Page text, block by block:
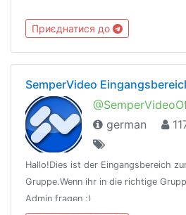
Приєднатися до
SemperVideo
german
Hallo!Dies ist der Eingangsbereich
Gruppe.Wenn ihr in die richtige
Admin fragen :)